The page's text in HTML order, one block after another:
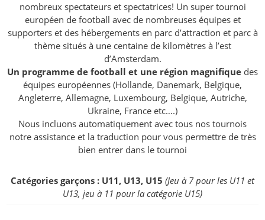
nombreux spectateurs et spectatrices! Un super tournoi
européen de football avec de nombreuses équipes et
supporters et des hébergements en parc d’attraction et parc à
thème situés à une centaine de kilomètres à l’est
d’Amsterdam.
Un programme de football et une région magnifique des
équipes européennes (Hollande, Danemark, Belgique,
Angleterre, Allemagne, Luxembourg, Belgique, Autriche,
Ukraine, France etc….)
Nous incluons automatiquement avec tous nos tournois
notre assistance et la traduction pour vous permettre de très
bien entrer dans le tournoi
Catégories garçons : U11, U13, U15 (Jeu à 7 pour les U11 et
U13, jeu à 11 pour la catégorie U15)